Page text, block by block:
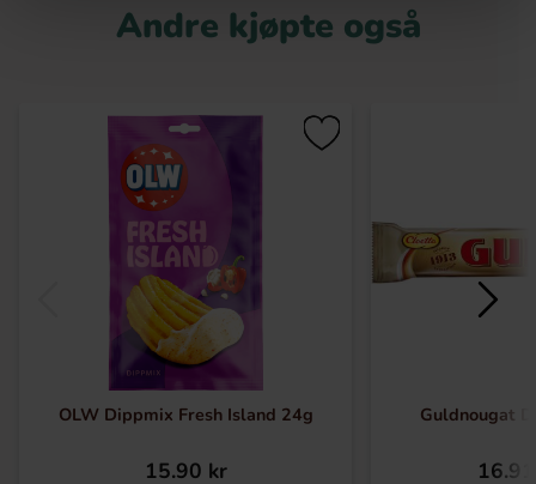
Andre kjøpte også
OLW Dippmix Fresh Island 24g
15.90 kr
Guldnougat